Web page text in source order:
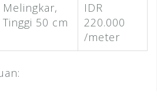
Melingkar,
Tinggi 50 cm
IDR
220.000
/meter